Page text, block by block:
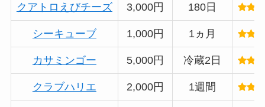
クアトロえびチーズ 3,000円 180日
シーキューブ 1,000円 1ヵ月
カサミンゴー 5,000円 冷蔵2日
クラブハリエ 2,000円 1週間